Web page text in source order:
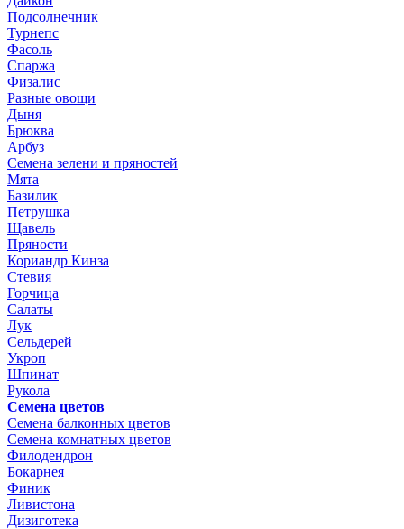
Подсолнечник
Турнепс
Фасоль
Спаржа
Физалис
Разные овощи
Дыня
Брюква
Арбуз
Семена зелени и пряностей
Мята
Базилик
Петрушка
Щавель
Пряности
Кориандр Кинза
Стевия
Горчица
Салаты
Лук
Сельдерей
Укроп
Шпинат
Рукола
Семена цветов
Семена балконных цветов
Семена комнатных цветов
Филодендрон
Бокарнея
Финик
Ливистона
Дизиготека